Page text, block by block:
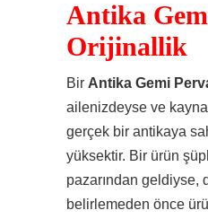
Antika
Orijinallik
Bir Antika Gemi
ailenizdeyse ve
gerçek bir antikaya
yüksektir. Bir ürün
pazarından geldiyse,
belirlemeden önce